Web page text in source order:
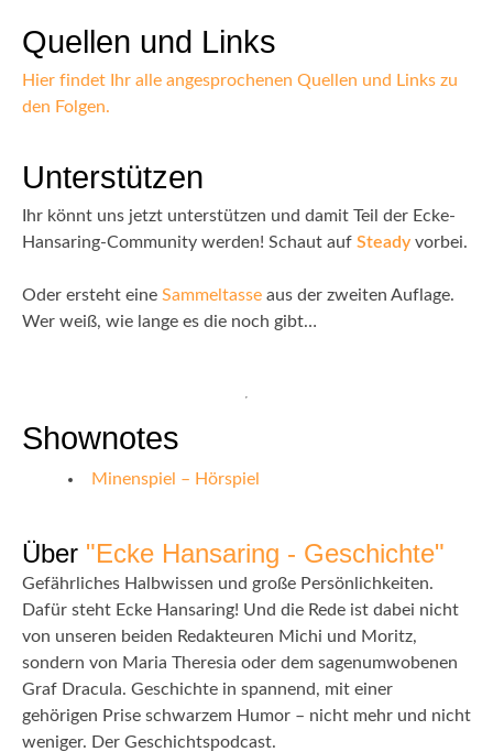
Quellen und Links
Hier findet Ihr alle angesprochenen Quellen und Links zu
den Folgen.
Unterstützen
Ihr könnt uns jetzt unterstützen und damit Teil der Ecke-
Hansaring-Community werden! Schaut auf Steady vorbei.
Oder ersteht eine Sammeltasse aus der zweiten Auflage.
Wer weiß, wie lange es die noch gibt…
Shownotes
Minenspiel – Hörspiel
Über "Ecke Hansaring - Geschichte"
Gefährliches Halbwissen und große Persönlichkeiten.
Dafür steht Ecke Hansaring! Und die Rede ist dabei nicht
von unseren beiden Redakteuren Michi und Moritz,
sondern von Maria Theresia oder dem sagenumwobenen
Graf Dracula. Geschichte in spannend, mit einer
gehörigen Prise schwarzem Humor – nicht mehr und nicht
weniger. Der Geschichtspodcast.